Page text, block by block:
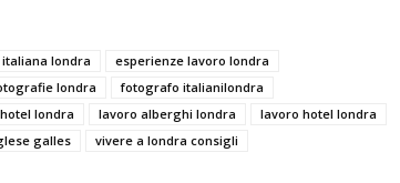
londra
esperienze lavoro londra
londra
fotografo italianilondra
londra lavoro alberghi londra
lavoro hotel londra
galles vivere a londra consigli